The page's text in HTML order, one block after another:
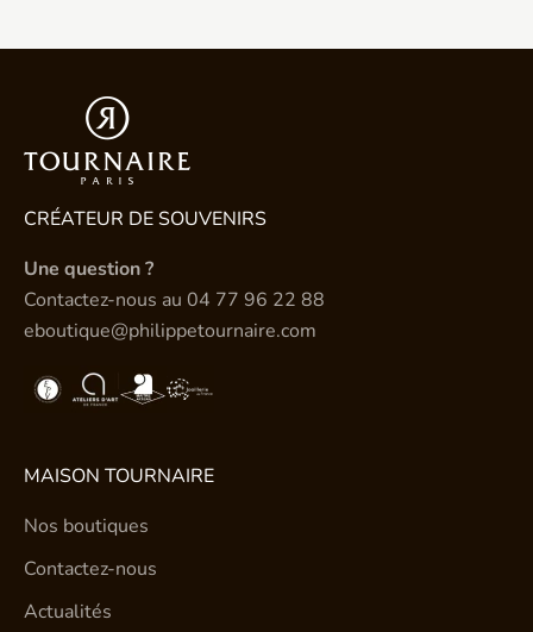
CRÉATEUR DE SOUVENIRS
Une question ?
Contactez-nous au 04 77 96 22 88
eboutique@philippetournaire.com
MAISON TOURNAIRE
Nos boutiques
Contactez-nous
Actualités